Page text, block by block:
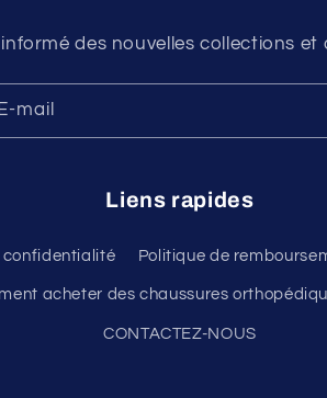
des nouvelles collections et
E-mail
Liens rapides
confidentialité Politique de
acheter des chaussures
CONTACTEZ-NOUS